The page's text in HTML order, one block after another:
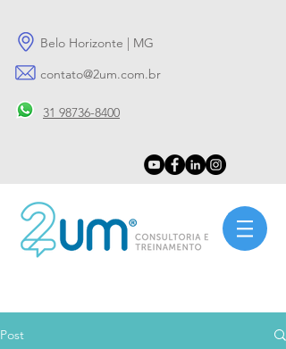
Belo Horizonte | MG
contato@2um.com.br
31 98736-8400
Post